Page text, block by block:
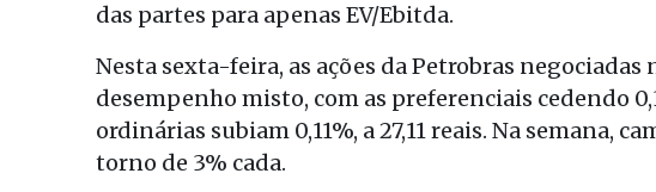
das partes para apenas EV/Ebitda.
Nesta sexta-feira, as ações da Petrobras
desempenho misto, com as preferenciais cedendo
ordinárias subiam 0,11%, a 27,11 reais. Na semana,
torno de 3% cada.